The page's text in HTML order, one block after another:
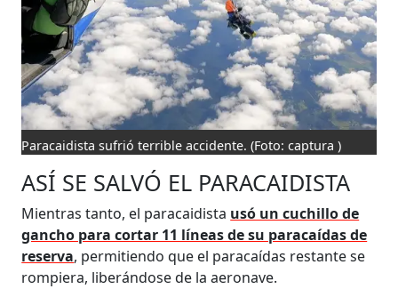
Paracaidista sufrió terrible accidente.(Foto: captura )
ASÍ SE SALVÓ EL PARACAIDISTA
Mientras tanto, el paracaidista usó un cuchillo de
gancho para cortar 11 líneas de su paracaídas de
reserva, permitiendo que el paracaídas restante se
rompiera, liberándose de la aeronave.